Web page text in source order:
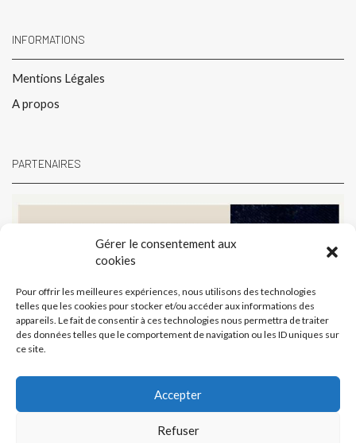
Gérer le consentement aux
cookies
Pour offrir les meilleures expériences, nous utilisons des technologies
telles que les cookies pour stocker et/ou accéder aux informations des
appareils. Le fait de consentir à ces technologies nous permettra de traiter
des données telles que le comportement de navigation ou les ID uniques sur
ce site.
Accepter
Refuser
INFORMATIONS
Mentions Légales
A propos
PARTENAIRES